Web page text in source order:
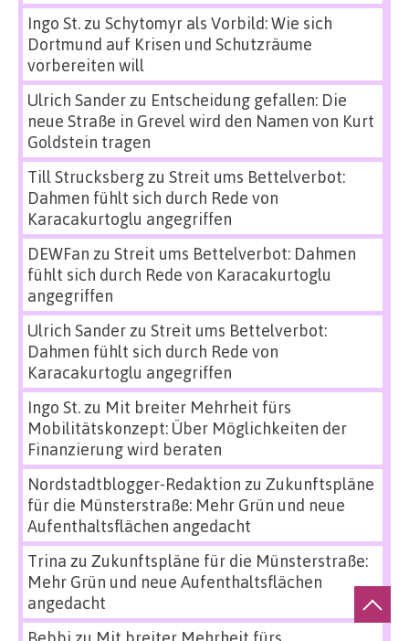
Ingo St.zu Schytomyr als Vorbild: Wie sich
Dortmund auf Krisen und Schutzräume
vorbereiten will
Ulrich Sanderzu Entscheidung gefallen: Die
neue Straße in Grevel wird den Namen von Kurt
Goldstein tragen
Till Strucksbergzu Streit ums Bettelverbot:
Dahmen fühlt sich durch Rede von
Karacakurtoglu angegriffen
DEWFan zu Streit ums Bettelverbot: Dahmen
fühlt sich durch Rede von Karacakurtoglu
angegriffen
Ulrich Sanderzu Streit ums Bettelverbot:
Dahmen fühlt sich durch Rede von
Karacakurtoglu angegriffen
Ingo St.zu Mit breiter Mehrheit fürs
Mobilitätskonzept: Über Möglichkeiten der
Finanzierung wird beraten
Nordstadtblogger-Redaktion zu Zukunftspläne
für die Münsterstraße: Mehr Grün und neue
Aufenthaltsflächen angedacht
Trina zu Zukunftspläne für die Münsterstraße:
Mehr Grün und neue Aufenthaltsflächen
angedacht